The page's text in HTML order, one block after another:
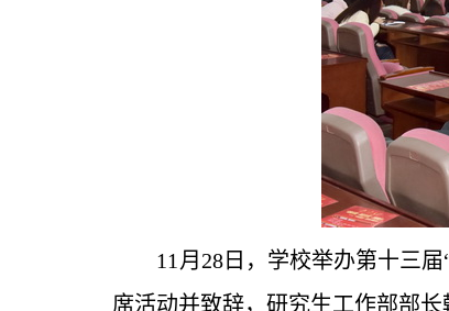
11月28日，学校举办第十三
席活动并致辞，研究生工作部部长